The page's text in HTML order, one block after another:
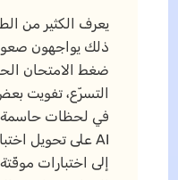
ذلك يواجهون
ضغط الامتحان
التسرّع، تفويت بعض